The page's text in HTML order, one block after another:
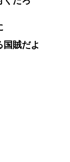
国賊だよ